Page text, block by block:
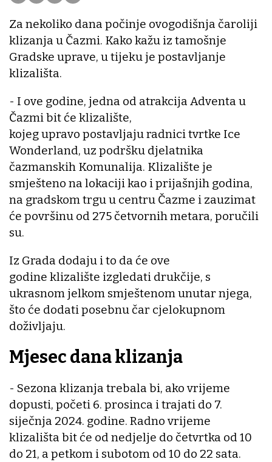
Za nekoliko dana počinje ovogodišnja čaroliji
klizanja u Čazmi. Kako kažu iz tamošnje
Gradske uprave, u tijeku je postavljanje
klizališta.
- I ove godine, jedna od atrakcija Adventa u
Čazmi bit će klizalište,
kojeg upravo postavljaju radnici tvrtke Ice
Wonderland, uz podršku djelatnika
čazmanskih Komunalija. Klizalište je
smješteno na lokaciji kao i prijašnjih godina,
na gradskom trgu u centru Čazme i zauzimat
će površinu od 275 četvornih metara, poručili
su.
Iz Grada dodaju i to da će ove
godine klizalište izgledati drukčije, s
ukrasnom jelkom smještenom unutar njega,
što će dodati posebnu čar cjelokupnom
doživljaju.
Mjesec dana klizanja
- Sezona klizanja trebala bi, ako vrijeme
dopusti, početi 6. prosinca i trajati do 7.
siječnja 2024. godine. Radno vrijeme
klizališta bit će od nedjelje do četvrtka od 10
do 21, a petkom i subotom od 10 do 22 sata.